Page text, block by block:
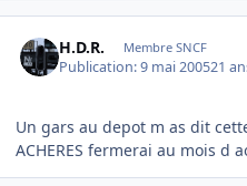
H.D.R. Membre SNCF
Publication:9 mai 200521
Un gars au depot m as dit
ACHERES fermerai au mois d